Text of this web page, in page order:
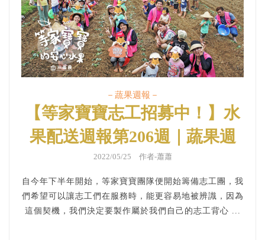
－蔬果週報－
【等家寶寶志工招募中！】水
果配送週報第206週｜蔬果週
報
2022/05/25 作者-蕭蕭
自今年下半年開始，等家寶寶團隊便開始籌備志工團，我
們希望可以讓志工們在服務時，能更容易地被辨識，因為
這個契機，我們決定要製作屬於我們自己的志工背心 ...